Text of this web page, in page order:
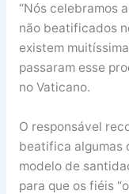
“Nós celebramos
não beatificados
existem
passaram esse
no Vaticano.
O responsável
beatifica algumas
modelo de
para que os fiéis